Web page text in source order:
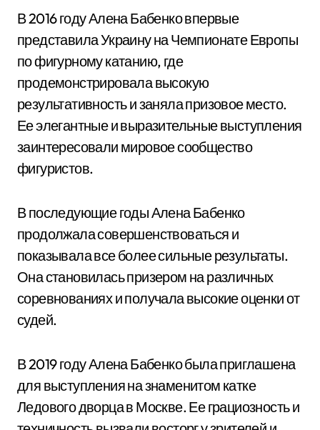
В 2016 году Алена Бабенко впервые
представила Украину на Чемпионате Европы
по фигурному катанию, где
продемонстрировала высокую
результативность и заняла призовое место.
Ее элегантные и выразительные выступления
заинтересовали мировое сообщество
фигуристов.
В последующие годы Алена Бабенко
продолжала совершенствоваться и
показывала все более сильные результаты.
Она становилась призером на различных
соревнованиях и получала высокие оценки от
судей.
В 2019 году Алена Бабенко была приглашена
для выступления на знаменитом катке
Ледового дворца в Москве. Ее грациозность и